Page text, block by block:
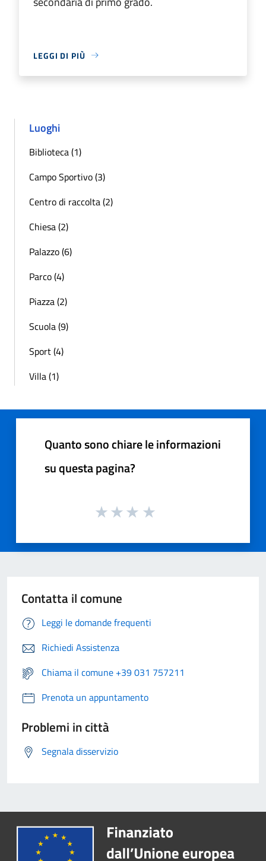
LEGGI DI PIÙ
Luoghi
Biblioteca (1)
Campo Sportivo (3)
Centro di raccolta (2)
Chiesa (2)
Palazzo (6)
Parco (4)
Piazza (2)
Scuola (9)
Sport (4)
Villa (1)
Quanto sono chiare le informazioni
su questa pagina?
Contatta il comune
Leggi le domande frequenti
Richiedi Assistenza
Chiama il comune +39 031 757211
Prenota un appuntamento
Problemi in città
Segnala disservizio